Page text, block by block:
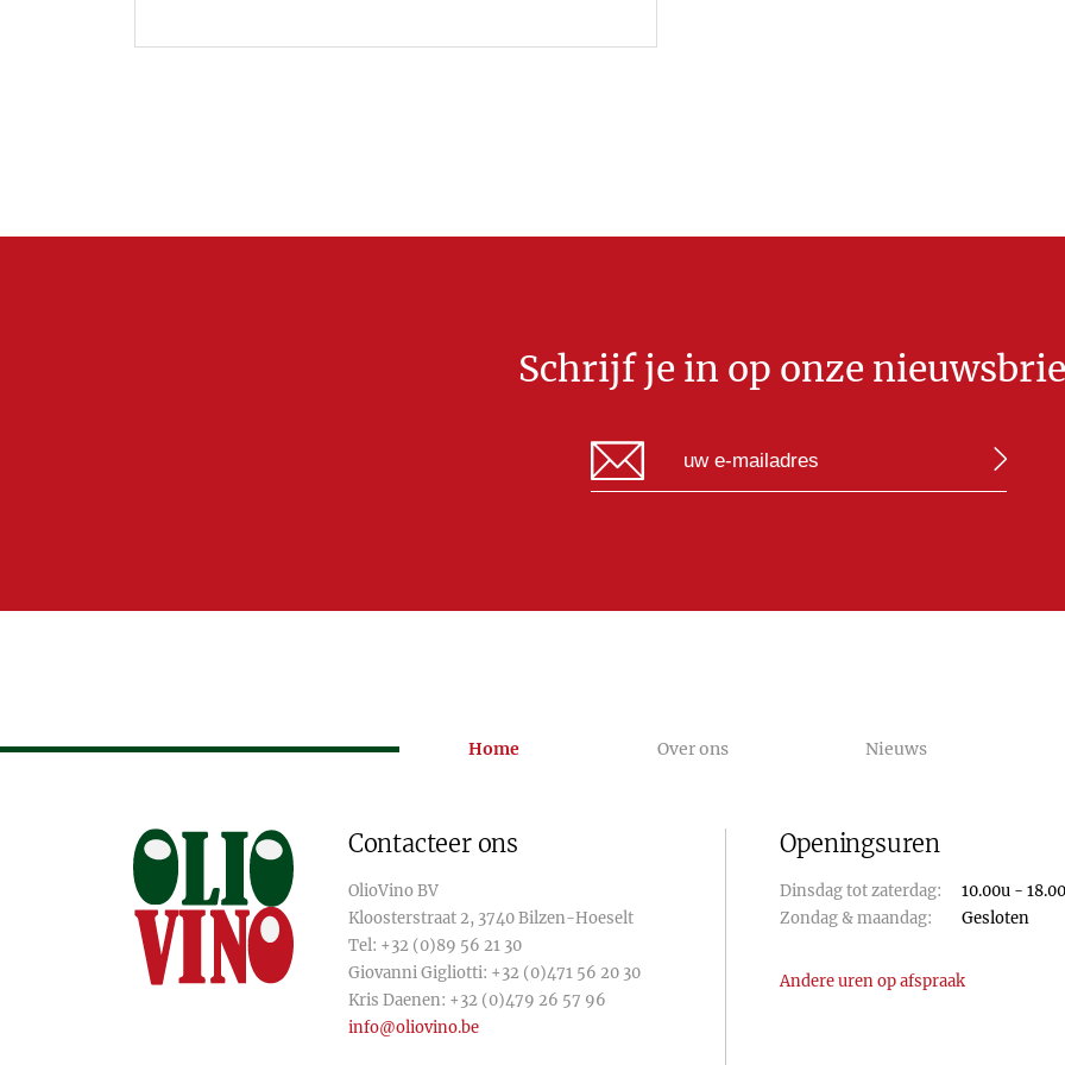
Schrijf je in op onze
Home Over ons Nieuws
Contacteer ons
OlioVino BV
Kloosterstraat 2, 3740 Bilzen-Hoeselt
Tel: +32 (0)89 56 21 30
Giovanni Gigliotti: +32 (0)471 56 20 30
Kris Daenen: +32 (0)479 26 57 96
info@oliovino.be
Openingsuren
Dinsdag tot zaterdag:
10.00u -
Zondag & maandag:
Gesloten
Andere uren op afspraak